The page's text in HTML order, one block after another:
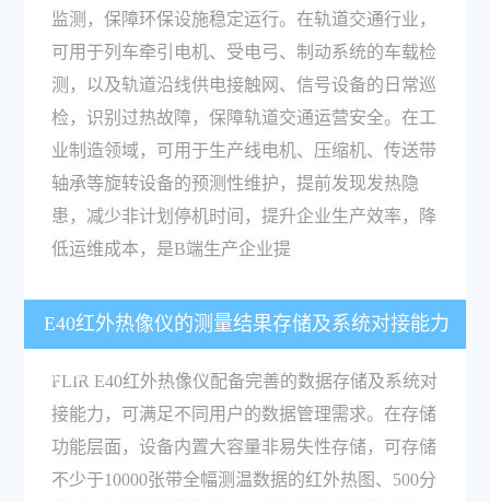
监测，保障环保设施稳定运行。在轨道交通行业，
可用于列车牵引电机、受电弓、制动系统的车载检
测，以及轨道沿线供电接触网、信号设备的日常巡
检，识别过热故障，保障轨道交通运营安全。在工
业制造领域，可用于生产线电机、压缩机、传送带
轴承等旋转设备的预测性维护，提前发现发热隐
患，减少非计划停机时间，提升企业生产效率，降
低运维成本，是B端生产企业提
E40红外热像仪的测量结果存储及系统对接能力
如何？
FLIR E40红外热像仪配备完善的数据存储及系统对
接能力，可满足不同用户的数据管理需求。在存储
功能层面，设备内置大容量非易失性存储，可存储
不少于10000张带全幅测温数据的红外热图、500分